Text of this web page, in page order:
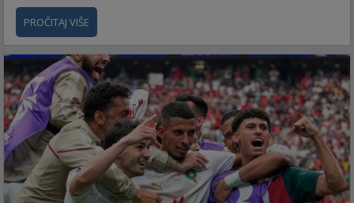
PROČITAJ VIŠE